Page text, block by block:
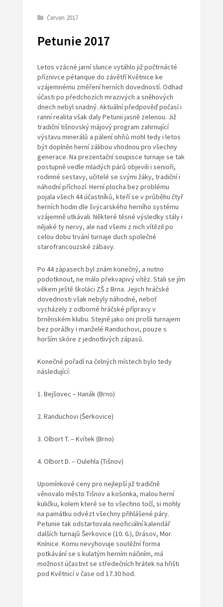
Červen 2017
Petunie 2017
Letos vzácné jarní slunce vytáhlo již počtrnácté
příznivce pétanque do závětří Květnice ke
vzájemnému změření herních dovedností. Odhad
účasti po předchozích mrazivých a sněhových
dnech nebyl snadný. Aktuální předpověď počasí i
ranní realita však daly Petunii jasně zelenou. Již
tradiční tišnovský májový program zahrnující
výstavu minerálů a pálení ohňů mohl tedy i letos
být doplněn herní zálibou vhodnou pro všechny
generace. Na prezentační soupisce turnaje se tak
postupně vedle mladých párů objevili i senioři,
rodinné sestavy, učitelé se svými žáky, tradiční i
náhodní příchozí. Herní plocha bez problému
pojala všech 44 účastníků, kteří se v průběhu čtyř
herních hodin dle švýcarského herního systému
vzájemně utkávali. Některé těsné výsledky stály i
nějaké ty nervy, ale nad všemi z nich vítězil po
celou dobu trvání turnaje duch společné
starofrancouzské zábavy.
Po 44 zápasech byl znám konečný, a nutno
podotknout, ne málo překvapivý vítěz. Stali se jím
věkem ještě školáci ZŠ z Brna. Jejich hráčské
dovednosti však nebyly náhodné, neboť
vycházely z odborné hráčské přípravy v
brněnském klubu. Stejně jako oni prošli turnajem
bez porážky i manželé Randuchovi, pouze s
horším skóre z jednotlivých zápasů.
Konečné pořadí na čelných místech bylo tedy
následující:
1. Bejšovec – Hanák (Brno)
2. Randuchovi (Šerkovice)
3. Olbort T. – Kvítek (Brno)
4. Olbort D. – Oulehla (Tišnov)
Upomínkové ceny pro nejlepší již tradičně
věnovalo město Tišnov a košonka, malou herní
kuličku, kolem které se to všechno točí, si mohly
na památku odvézt všechny přihlášené páry.
Petunie tak odstartovala neoficiální kalendář
dalších turnajů Šerkovice (10. 6.), Drásov, Mor.
Knínice. Komu nevyhovuje soutěžní forma
potkávání se s kulatým herním náčiním, má
možnost účastnit se středečních hrátek na hřišti
pod Květnicí v čase od 17.30 hod.